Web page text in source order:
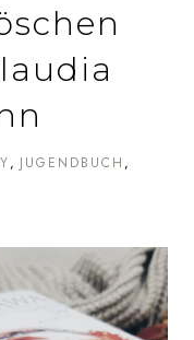
JUGENDBUCH